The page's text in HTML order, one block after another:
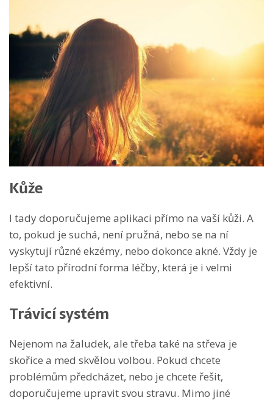
Kůže
I tady doporučujeme aplikaci přímo na vaší kůži. A
to, pokud je suchá, není pružná, nebo se na ní
vyskytují různé ekzémy, nebo dokonce akné. Vždy je
lepší tato přírodní forma léčby, která je i velmi
efektivní.
Trávicí systém
Nejenom na žaludek, ale třeba také na střeva je
skořice a med skvělou volbou. Pokud chcete
problémům předcházet, nebo je chcete řešit,
doporučujeme upravit svou stravu. Mimo jiné